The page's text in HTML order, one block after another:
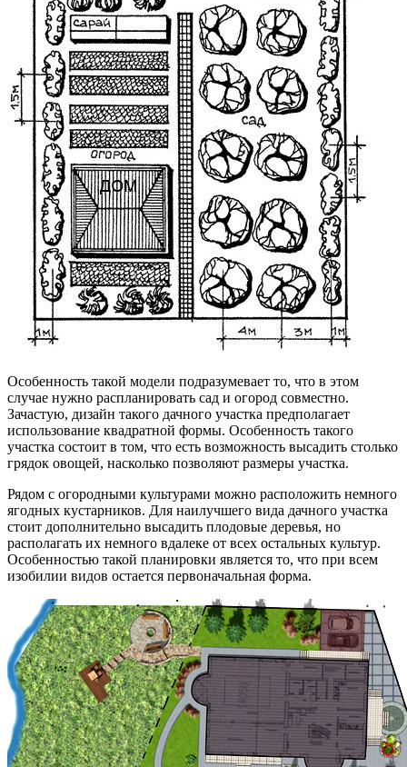
Особенность такой модели подразумевает то, что в этом
случае нужно распланировать сад и огород совместно.
Зачастую, дизайн такого дачного участка предполагает
использование квадратной формы. Особенность такого
участка состоит в том, что есть возможность высадить столько
грядок овощей, насколько позволяют размеры участка.
Рядом с огородными культурами можно расположить немного
ягодных кустарников. Для наилучшего вида дачного участка
стоит дополнительно высадить плодовые деревья, но
располагать их немного вдалеке от всех остальных культур.
Особенностью такой планировки является то, что при всем
изобилии видов остается первоначальная форма.